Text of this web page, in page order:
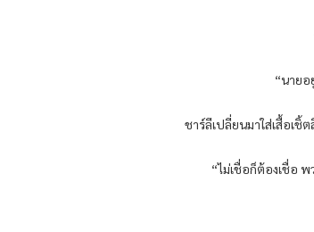
“นายอ
ชาร์ลีเปลี่ยนมาใส่เสื้อเ
“ไม่เชื่อก็ต้องเชื่อ